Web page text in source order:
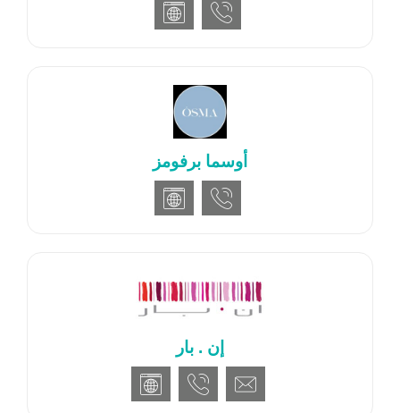
أوسما برفومز
إن . بار